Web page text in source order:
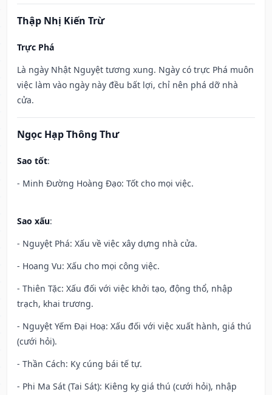
Thập Nhị Kiến Trừ
Trực Phá
Là ngày Nhật Nguyệt tương xung. Ngày có trực Phá muôn
việc làm vào ngày này đều bất lợi, chỉ nên phá dỡ nhà
cửa.
Ngọc Hạp Thông Thư
Sao tốt:
- Minh Đường Hoàng Đạo: Tốt cho mọi việc.
Sao xấu:
- Nguyệt Phá: Xấu về việc xây dựng nhà cửa.
- Hoang Vu: Xấu cho mọi công việc.
- Thiên Tặc: Xấu đối với việc khởi tạo, động thổ, nhập
trạch, khai trương.
- Nguyệt Yếm Đại Hoạ: Xấu đối với việc xuất hành, giá thú
(cưới hỏi).
- Thần Cách: Kỵ cúng bái tế tự.
- Phi Ma Sát (Tai Sát): Kiêng kỵ giá thú (cưới hỏi), nhập